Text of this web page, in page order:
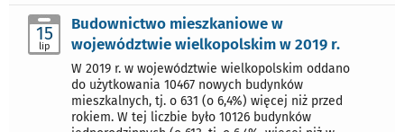
15
lip
Budownictwo mieszkaniowe w
województwie wielkopolskim w 2019 r.
W 2019 r. w województwie wielkopolskim oddano
do użytkowania 10467 nowych budynków
mieszkalnych, tj. o 631 (o 6,4%) więcej niż przed
rokiem. W tej liczbie było 10126 budynków